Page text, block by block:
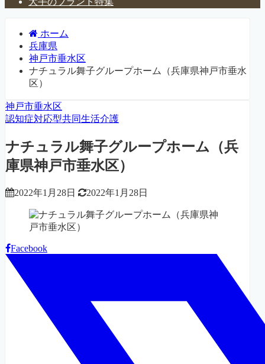
ホーム
兵庫県
神戸市垂水区
ナチュラル舞子グループホーム（兵庫県神戸市垂水
区）
神戸市垂水区
認知症対応型共同生活介護
ナチュラル舞子グループホーム（兵
庫県神戸市垂水区）
2022年1月28日 2022年1月28日
Facebook